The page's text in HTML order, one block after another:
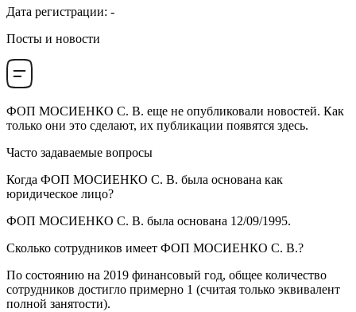
Дата регистрации: -
Посты и новости
ФОП МОСИЕНКО С. В. еще не опубликовали новостей. Как
только они это сделают, их публикации появятся здесь.
Часто задаваемые вопросы
Когда ФОП МОСИЕНКО С. В. была основана как
юридическое лицо?
ФОП МОСИЕНКО С. В. была основана 12/09/1995.
Сколько сотрудников имеет ФОП МОСИЕНКО С. В.?
По состоянию на 2019 финансовый год, общее количество
сотрудников достигло примерно 1 (считая только эквивалент
полной занятости).